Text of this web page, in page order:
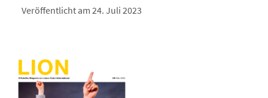
Veröffentlicht am 24. Juli 2023